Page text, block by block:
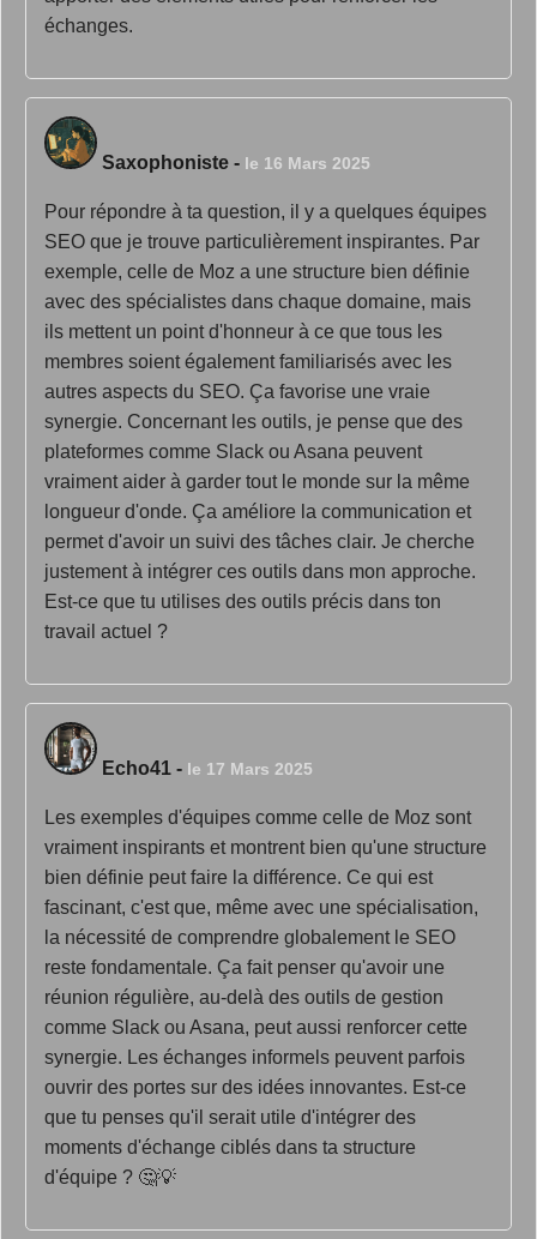
échanges.
Saxophoniste - le 16 Mars 2025
Pour répondre à ta question, il y a quelques équipes
SEO que je trouve particulièrement inspirantes. Par
exemple, celle de Moz a une structure bien définie
avec des spécialistes dans chaque domaine, mais
ils mettent un point d'honneur à ce que tous les
membres soient également familiarisés avec les
autres aspects du SEO. Ça favorise une vraie
synergie. Concernant les outils, je pense que des
plateformes comme Slack ou Asana peuvent
vraiment aider à garder tout le monde sur la même
longueur d'onde. Ça améliore la communication et
permet d'avoir un suivi des tâches clair. Je cherche
justement à intégrer ces outils dans mon approche.
Est-ce que tu utilises des outils précis dans ton
travail actuel ?
Echo41 - le 17 Mars 2025
Les exemples d'équipes comme celle de Moz sont
vraiment inspirants et montrent bien qu'une structure
bien définie peut faire la différence. Ce qui est
fascinant, c'est que, même avec une spécialisation,
la nécessité de comprendre globalement le SEO
reste fondamentale. Ça fait penser qu'avoir une
réunion régulière, au-delà des outils de gestion
comme Slack ou Asana, peut aussi renforcer cette
synergie. Les échanges informels peuvent parfois
ouvrir des portes sur des idées innovantes. Est-ce
que tu penses qu'il serait utile d'intégrer des
moments d'échange ciblés dans ta structure
d'équipe ? 🤔💡